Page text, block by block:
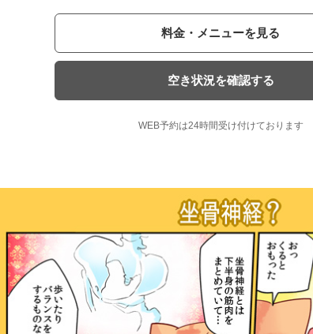
料金・メニューを見る
空き状況を確認する
WEB予約は24時間受け付けております